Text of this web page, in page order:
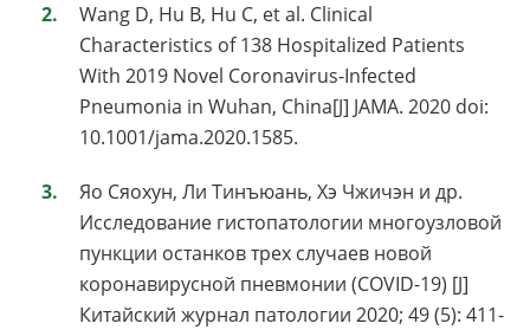
Wang D, Hu B, Hu C, et al. Clinical
Characteristics of 138 Hospitalized Patients
With 2019 Novel Coronavirus-Infected
Pneumonia in Wuhan, China[J] JAMA. 2020 doi:
10.1001/jama.2020.1585.
Яо Сяохун, Ли Тинъюань, Хэ Чжичэн и др.
Исследование гистопатологии многоузловой
пункции останков трех случаев новой
коронавирусной пневмонии (COVID-19) [J]
Китайский журнал патологии 2020; 49 (5): 411-